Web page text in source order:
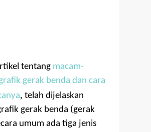
tentang macam-
gerak benda dan cara
, telah dijelaskan
gerak benda (gerak
umum ada tiga jenis